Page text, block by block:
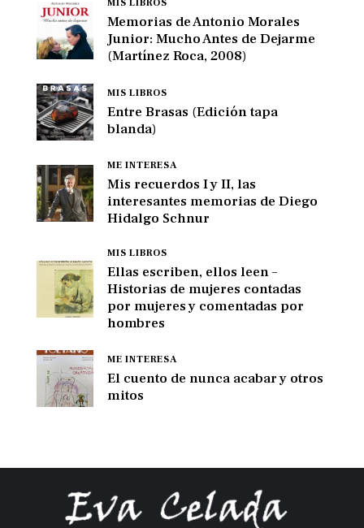
MIS LIBROS
Memorias de Antonio Morales
Junior: Mucho Antes de Dejarme
(Martínez Roca, 2008)
MIS LIBROS
Entre Brasas (Edición tapa
blanda)
ME INTERESA
Mis recuerdos I y II, las
interesantes memorias de Diego
Hidalgo Schnur
MIS LIBROS
Ellas escriben, ellos leen –
Historias de mujeres contadas
por mujeres y comentadas por
hombres
ME INTERESA
El cuento de nunca acabar y otros
mitos